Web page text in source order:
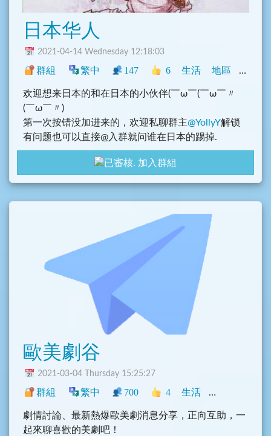
日本华人
2021-04-14 Wednesday 12:18:03
群組 繁中 147 6 生活 地區 中文圈
欢迎想来日本的和在日本的小伙伴(￣ω￣(￣ω￣〃
(￣ω￣〃)ゝ
第一次按错没加进来的，欢迎私聊群主@YollyY解锁
有问题也可以直接@入群就问谁在日本的踢掉.
加入群組
歐美劇谷
2021-03-04 Thursday 15:25:27
群組 繁中 700 4 生活 中文圈
劇情討論、最新熱爆歐美劇消息分享，正向互助，一
起來聊喜歡的美劇吧！